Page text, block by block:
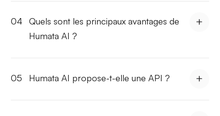
04
Quels sont les principaux avantages de
Humata AI ?
05 Humata AI propose-t-elle une API ?